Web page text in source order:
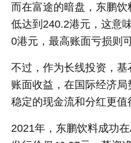
而在富途的暗盘，东鹏
低达到240.2港元，这意
0港元，最高账面亏损则
不过，作为长线投资，
账面收益，在国际经济
稳定的现金流和分红更值
2021年，东鹏饮料成功